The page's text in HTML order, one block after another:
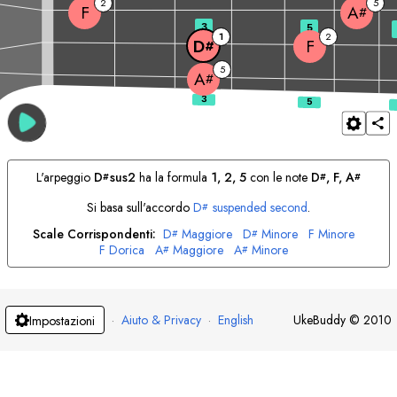
A# 5
D# 1 F 2
F A#
3 5
L'arpeggio D#sus2 ha la formula 1, 2, 5con le note D#, F, A#
Si basa sull'accordoD# suspended second.
Scale Corrispondenti: D# Maggiore D# Minore F Minore
F Dorica A# Maggiore A# Minore
Impostazioni · Aiuto & Privacy · English UkeBuddy © 2010